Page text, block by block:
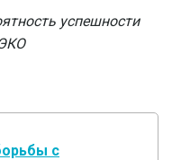
успешности
с